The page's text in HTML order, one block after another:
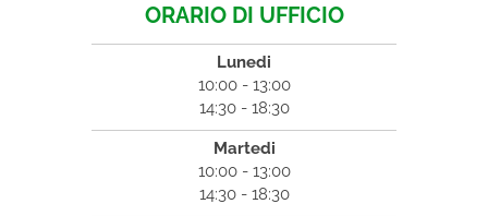
ORARIO DI UFFICIO
Lunedi
10:00 - 13:00
14:30 - 18:30
Martedi
10:00 - 13:00
14:30 - 18:30